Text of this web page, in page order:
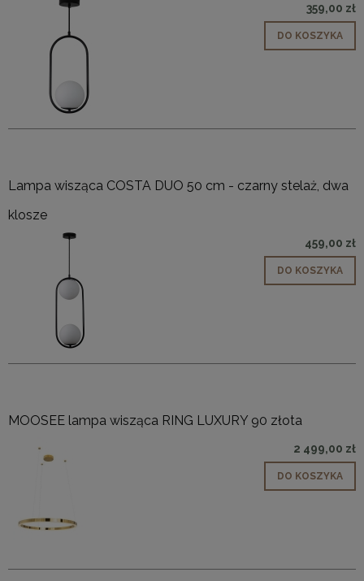
359,00 zł
DO KOSZYKA
Lampa wisząca COSTA DUO 50 cm - czarny stelaż, dwa
klosze
459,00 zł
DO KOSZYKA
MOOSEE lampa wisząca RING LUXURY 90 złota
2 499,00 zł
DO KOSZYKA